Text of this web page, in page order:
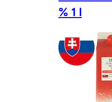
% 1 l